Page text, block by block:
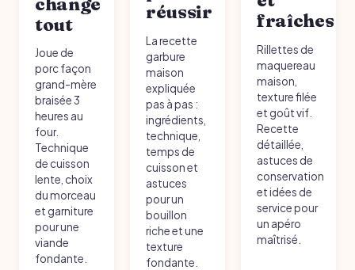
tout
Joue de
porc façon
grand-mère
braisée 3
heures au
four.
Technique
de cuisson
lente, choix
du morceau
et garniture
pour une
viande
fondante.
réussir
La recette
garbure
maison
expliquée
pas à pas :
ingrédients,
technique,
temps de
cuisson et
astuces
pour un
bouillon
riche et une
texture
fondante.
fraîches
Rillettes de
maquereau
maison,
texture filée
et goût vif.
Recette
détaillée,
astuces de
conservation
et idées de
service pour
un apéro
maîtrisé.